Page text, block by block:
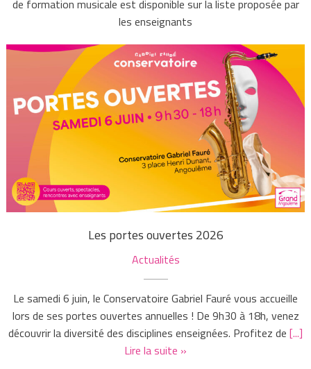
de formation musicale est disponible sur la liste proposée par
les enseignants
Les portes ouvertes 2026
Actualités
Le samedi 6 juin, le Conservatoire Gabriel Fauré vous accueille
lors de ses portes ouvertes annuelles ! De 9h30 à 18h, venez
découvrir la diversité des disciplines enseignées. Profitez de [...]
Lire la suite »